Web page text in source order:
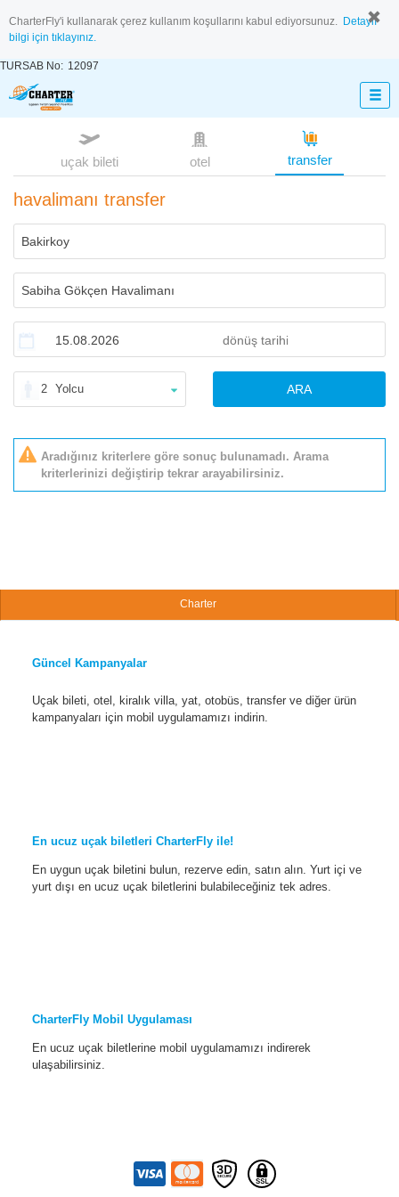
CharterFly'i kullanarak çerez kullanım koşullarını kabul ediyorsunuz. Detaylı
bilgi için tıklayınız.
TURSAB No: 12097
uçak bileti otel transfer
havalimanı transfer
2 Yolcu ARA
Aradığınız kriterlere göre sonuç bulunamadı. Arama
kriterlerinizi değiştirip tekrar arayabilirsiniz.
Charter
Güncel Kampanyalar
Uçak bileti, otel, kiralık villa, yat, otobüs, transfer ve diğer ürün
kampanyaları için mobil uygulamamızı indirin.
En ucuz uçak biletleri CharterFly ile!
En uygun uçak biletini bulun, rezerve edin, satın alın. Yurt içi ve
yurt dışı en ucuz uçak biletlerini bulabileceğiniz tek adres.
CharterFly Mobil Uygulaması
En ucuz uçak biletlerine mobil uygulamamızı indirerek
ulaşabilirsiniz.